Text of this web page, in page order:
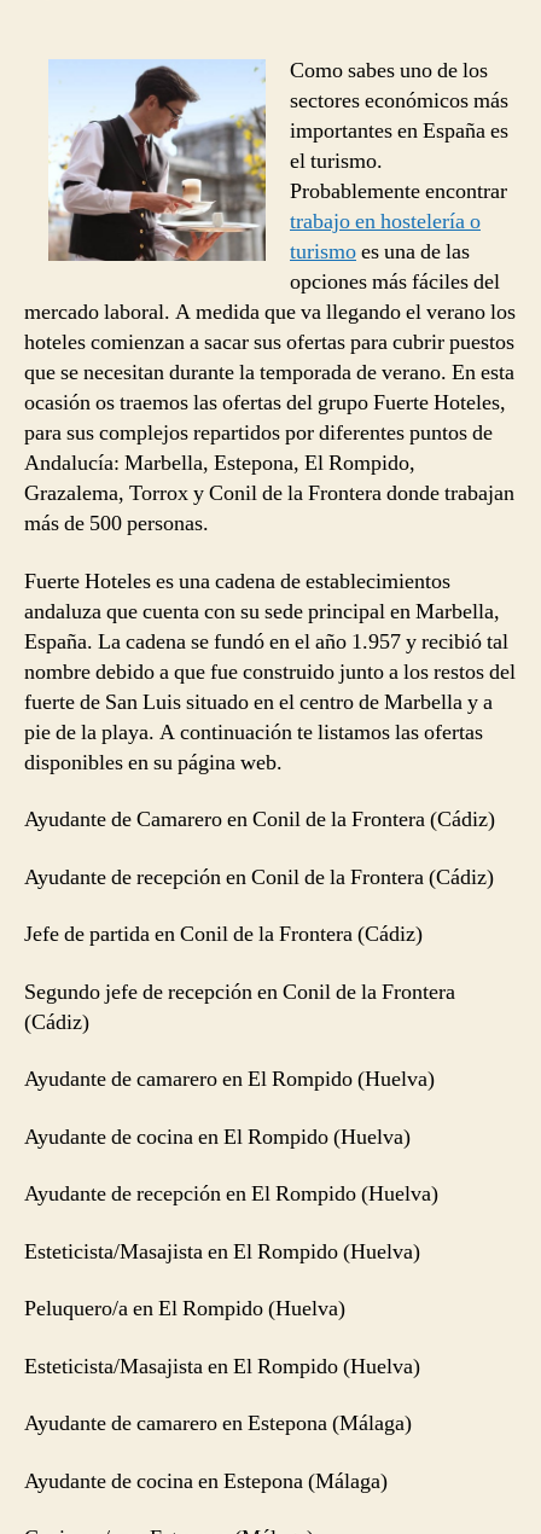
Como sabes uno de los
sectores económicos más
importantes en España es
el turismo.
Probablemente encontrar
trabajo en hostelería o
turismoes una de las
opciones más fáciles del
mercado laboral. A medida que va llegando el verano los
hoteles comienzan a sacar sus ofertas para cubrir puestos
que se necesitan durante la temporada de verano. En esta
ocasión os traemos las ofertas del grupo Fuerte Hoteles,
para sus complejos repartidos por diferentes puntos de
Andalucía: Marbella, Estepona, El Rompido,
Grazalema, Torrox y Conil de la Frontera donde trabajan
más de 500 personas.
Fuerte Hoteles es una cadena de establecimientos
andaluza que cuenta con su sede principal en Marbella,
España. La cadena se fundó en el año 1.957 y recibió tal
nombre debido a que fue construido junto a los restos del
fuerte de San Luis situado en el centro de Marbella y a
pie de la playa. A continuación te listamos las ofertas
disponibles en su página web.
Ayudante de Camarero en Conil de la Frontera (Cádiz)
Ayudante de recepción en Conil de la Frontera (Cádiz)
Jefe de partida en Conil de la Frontera (Cádiz)
Segundo jefe de recepción en Conil de la Frontera
(Cádiz)
Ayudante de camarero en El Rompido (Huelva)
Ayudante de cocina en El Rompido (Huelva)
Ayudante de recepción en El Rompido (Huelva)
Esteticista/Masajista en El Rompido (Huelva)
Peluquero/a en El Rompido (Huelva)
Esteticista/Masajista en El Rompido (Huelva)
Ayudante de camarero en Estepona (Málaga)
Ayudante de cocina en Estepona (Málaga)